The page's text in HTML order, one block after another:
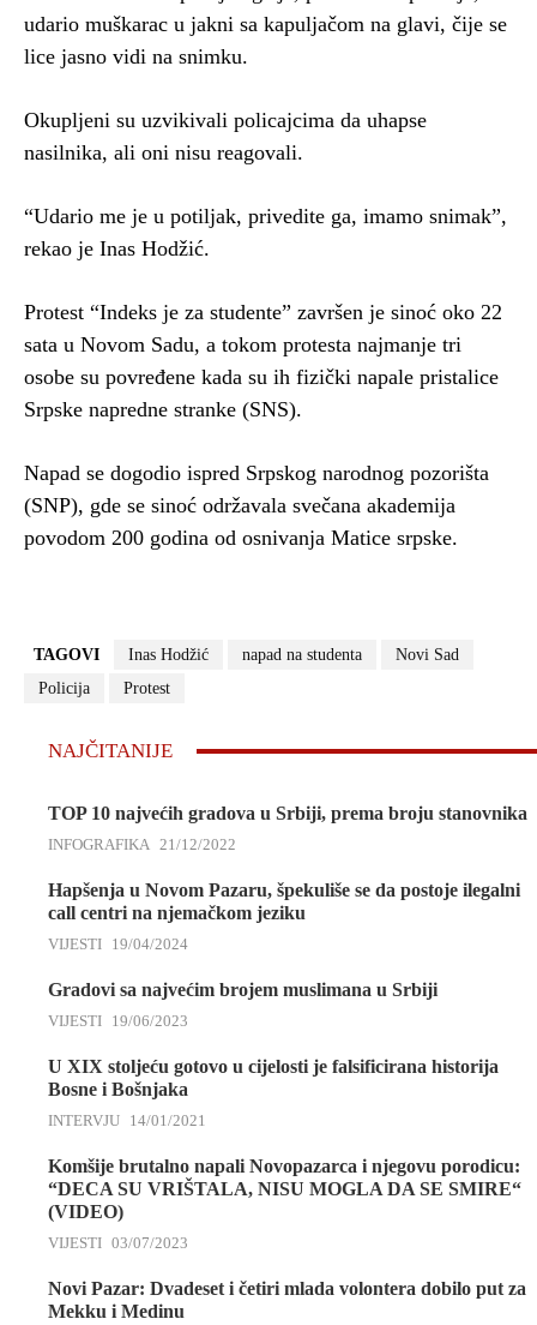
udario muškarac u jakni sa kapuljačom na glavi, čije se
lice jasno vidi na snimku.
Okupljeni su uzvikivali policajcima da uhapse
nasilnika, ali oni nisu reagovali.
“Udario me je u potiljak, privedite ga, imamo snimak”,
rekao je Inas Hodžić.
Protest “Indeks je za studente” završen je sinoć oko 22
sata u Novom Sadu, a tokom protesta najmanje tri
osobe su povređene kada su ih fizički napale pristalice
Srpske napredne stranke (SNS).
Napad se dogodio ispred Srpskog narodnog pozorišta
(SNP), gde se sinoć održavala svečana akademija
povodom 200 godina od osnivanja Matice srpske.
TAGOVI Inas Hodžić napad na studenta
Novi Sad
Policija
Protest
NAJČITANIJE
TOP 10 najvećih gradova u Srbiji, prema broju stanovnika
INFOGRAFIKA 21/12/2022
Hapšenja u Novom Pazaru, špekuliše se da postoje ilegalni
call centri na njemačkom jeziku
VIJESTI 19/04/2024
Gradovi sa najvećim brojem muslimana u Srbiji
VIJESTI 19/06/2023
U XIX stoljeću gotovo u cijelosti je falsificirana historija
Bosne i Bošnjaka
INTERVJU 14/01/2021
Komšije brutalno napali Novopazarca i njegovu porodicu:
“DECA SU VRIŠTALA, NISU MOGLA DA SE SMIRE“
(VIDEO)
VIJESTI 03/07/2023
Novi Pazar: Dvadeset i četiri mlada volontera dobilo put za
Mekku i Medinu